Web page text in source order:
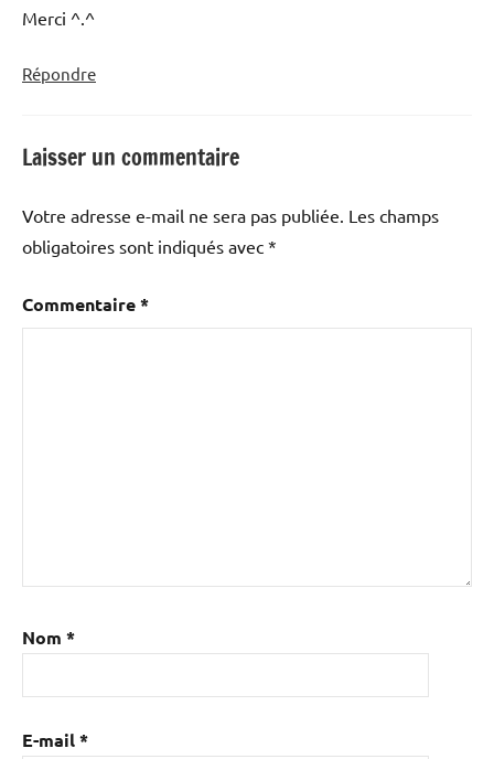
Merci ^.^
Répondre
Laisser un commentaire
Votre adresse e-mail ne sera pas publiée. Les champs
obligatoires sont indiqués avec *
Commentaire*
Nom *
E-mail*